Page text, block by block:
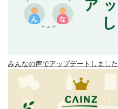
みんなの声でアップデートしました